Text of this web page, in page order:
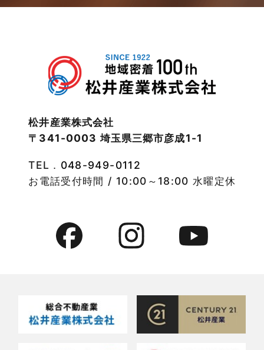
注文住宅施工事例
物件検索
物件特集
竹ノ塚店-ブログ
貸倉庫・その他
貸店舗活用事例
2022年11月
2022年9月
2022年8月
2022年6月
2022年3月
松井産業株式会社
〒341-0003 埼玉県三郷市彦成1-1
TEL． 048-949-0112
お電話受付時間 / 10:00～18:00 水曜定休